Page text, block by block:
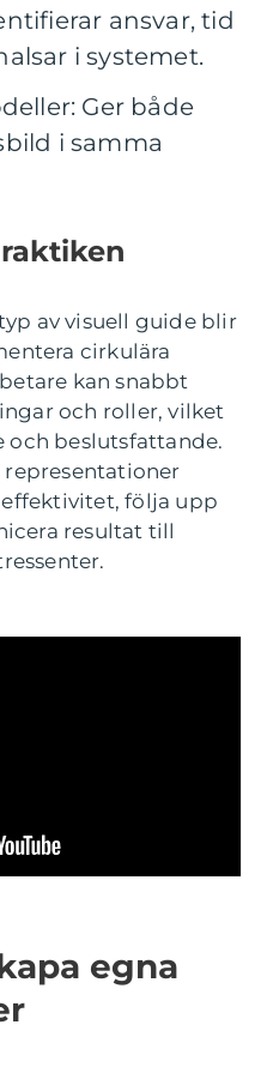
ansvar, tid
i systemet.
Ger både
i samma
av visuell guide blir
cirkulära
kan snabbt
och roller, vilket
och beslutsfattande.
representationer
följa upp
resultat till
egna